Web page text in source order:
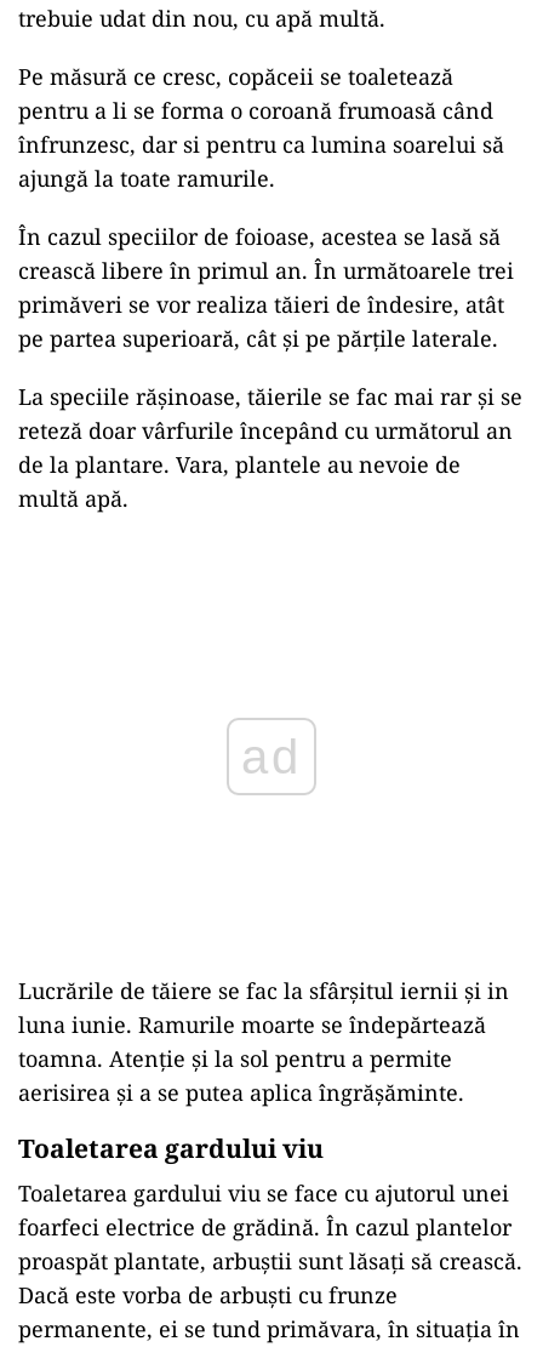
trebuie udat din nou, cu apă multă.
Pe măsură ce cresc, copăceii se toaletează
pentru a li se forma o coroană frumoasă când
înfrunzesc, dar si pentru ca lumina soarelui să
ajungă la toate ramurile.
În cazul speciilor de foioase, acestea se lasă să
crească libere în primul an. În următoarele trei
primăveri se vor realiza tăieri de îndesire, atât
pe partea superioară, cât și pe părțile laterale.
La speciile rășinoase, tăierile se fac mai rar și se
reteză doar vârfurile începând cu următorul an
de la plantare. Vara, plantele au nevoie de
multă apă.
ad
Lucrările de tăiere se fac la sfârșitul iernii și in
luna iunie. Ramurile moarte se îndepărtează
toamna. Atenție și la sol pentru a permite
aerisirea și a se putea aplica îngrășăminte.
Toaletarea gardului viu
Toaletarea gardului viu se face cu ajutorul unei
foarfeci electrice de grădină. În cazul plantelor
proaspăt plantate, arbuștii sunt lăsați să crească.
Dacă este vorba de arbuști cu frunze
permanente, ei se tund primăvara, în situația în